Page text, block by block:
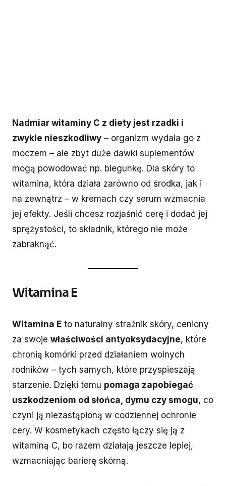
Nadmiar witaminy C z diety jest rzadki i
zwykle nieszkodliwy – organizm wydala go z
moczem – ale zbyt duże dawki suplementów
mogą powodować np. biegunkę. Dla skóry to
witamina, która działa zarówno od środka, jak i
na zewnątrz – w kremach czy serum wzmacnia
jej efekty. Jeśli chcesz rozjaśnić cerę i dodać jej
sprężystości, to składnik, którego nie może
zabraknąć.
Witamina E
Witamina E to naturalny strażnik skóry, ceniony
za swoje właściwości antyoksydacyjne, które
chronią komórki przed działaniem wolnych
rodników – tych samych, które przyspieszają
starzenie. Dzięki temu pomaga zapobiegać
uszkodzeniom od słońca, dymu czy smogu, co
czyni ją niezastąpioną w codziennej ochronie
cery. W kosmetykach często łączy się ją z
witaminą C, bo razem działają jeszcze lepiej,
wzmacniając barierę skórną.